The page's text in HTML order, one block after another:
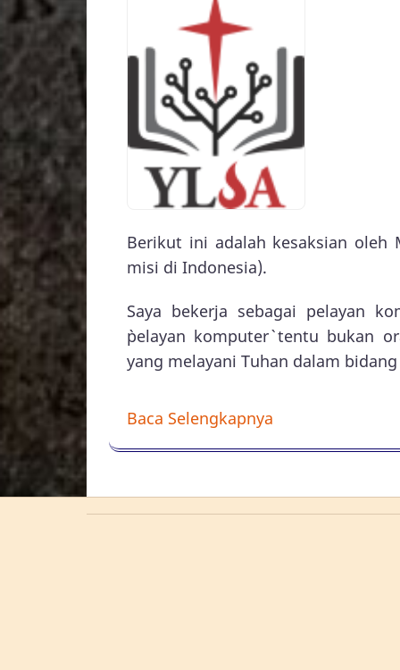
Berikut ini adalah kesaksian oleh
misi di Indonesia).
Saya bekerja sebagai pelayan
`pelayan komputer` tentu bukan
yang melayani Tuhan dalam
Baca Selengkapnya